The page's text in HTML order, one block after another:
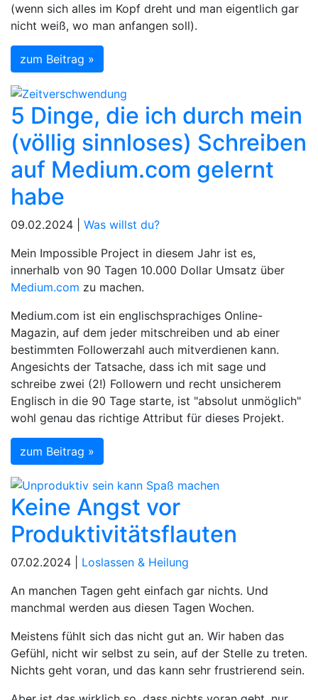
(wenn sich alles im Kopf dreht und man eigentlich gar
nicht weiß, wo man anfangen soll).
zum Beitrag »
5 Dinge, die ich durch mein
(völlig sinnloses) Schreiben
auf Medium.com gelernt
habe
09.02.2024 | Was willst du?
Mein Impossible Project in diesem Jahr ist es,
innerhalb von 90 Tagen 10.000 Dollar Umsatz über
Medium.com zu machen.
Medium.com ist ein englischsprachiges Online-
Magazin, auf dem jeder mitschreiben und ab einer
bestimmten Followerzahl auch mitverdienen kann.
Angesichts der Tatsache, dass ich mit sage und
schreibe zwei (2!) Followern und recht unsicherem
Englisch in die 90 Tage starte, ist "absolut unmöglich"
wohl genau das richtige Attribut für dieses Projekt.
zum Beitrag »
Keine Angst vor
Produktivitätsflauten
07.02.2024 | Loslassen & Heilung
An manchen Tagen geht einfach gar nichts. Und
manchmal werden aus diesen Tagen Wochen.
Meistens fühlt sich das nicht gut an. Wir haben das
Gefühl, nicht wir selbst zu sein, auf der Stelle zu treten.
Nichts geht voran, und das kann sehr frustrierend sein.